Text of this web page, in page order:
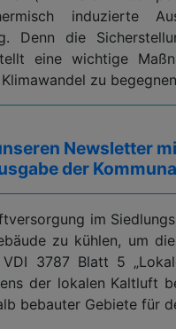
induzierte
Denn die
eine wichtige
zu
Newsletter
der
im
zu kühlen, um
VDI 3787 Blatt 5
der lokalen Kaltluft
bebauter Gebiete für